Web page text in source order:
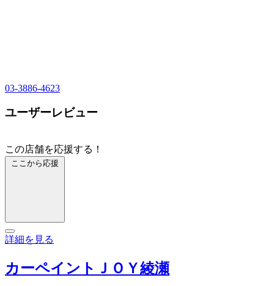
03-3886-4623
ユーザーレビュー
この店舗を応援する！
ここから応援
詳細を見る
カーペイントＪＯＹ綾瀬